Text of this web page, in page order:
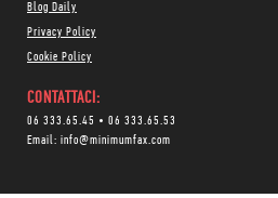
Blog Daily
Privacy Policy
Cookie Policy
CONTATTACI:
06 333.65.45 • 06 333.65.53
Email: info@minimumfax.com